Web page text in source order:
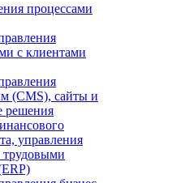
процессами
с клиентами
(CMS), сайты и
решения
управления
трудовыми